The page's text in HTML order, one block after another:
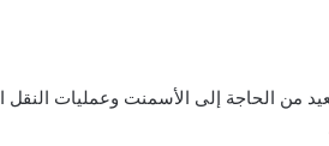
من الحاجة إلى الأسمنت وعمليات النقل